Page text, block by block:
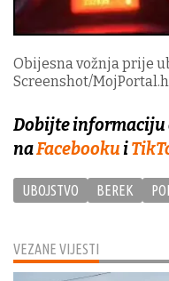
VEZANE VIJESTI
Obijesna vožnja prije
Screenshot/
Dobijte informaciju
naFacebooku i
UBOJSTVO BEREK